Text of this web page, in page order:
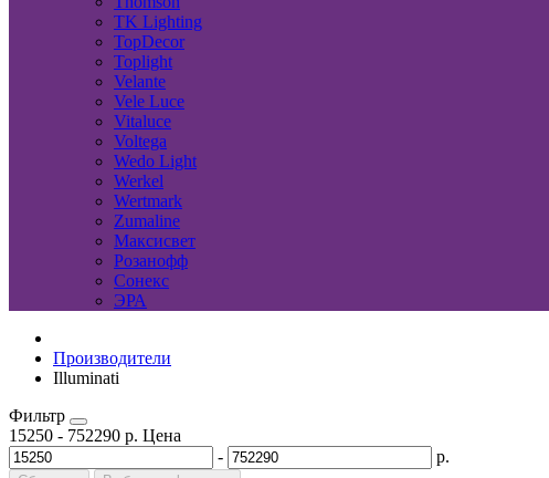
TK Lighting
TopDecor
Toplight
Velante
Vele Luce
Vitaluce
Voltega
Wedo Light
Werkel
Wertmark
Zumaline
Максисвет
Розанофф
Сонекс
ЭРА
Производители
Illuminati
Фильтр
15250 - 752290 р. Цена
-
р.